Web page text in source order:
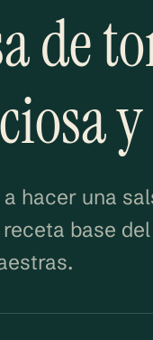
de
hacer una
receta base